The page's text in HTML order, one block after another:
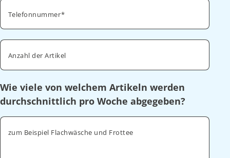
Telefonnummer
Anzahl der Artikel
Wie viele von welchem Artikeln werden
durchschnittlich pro Woche abgegeben?
zum Beispiel Flachwäsche und Frottee